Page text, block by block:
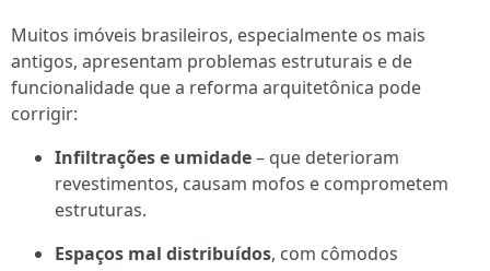
Muitos imóveis brasileiros, especialmente os mais
antigos, apresentam problemas estruturais e de
funcionalidade que a reforma arquitetônica pode
corrigir:
Infiltrações e umidade– que deterioram
revestimentos, causam mofos e comprometem
estruturas.
Espaços mal distribuídos, com cômodos